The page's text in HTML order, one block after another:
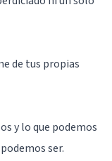
de tus propias
y lo que podemos
ser.